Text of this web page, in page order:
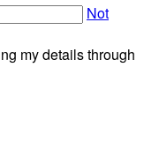
Not
my details through